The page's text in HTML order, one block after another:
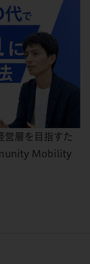
営層を目指すた
Mobility